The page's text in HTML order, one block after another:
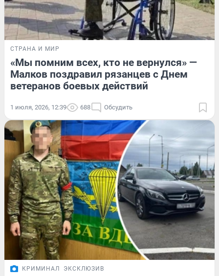
СТРАНА И МИР
«Мы помним всех, кто не вернулся» —
Малков поздравил рязанцев с Днем
ветеранов боевых действий
1 июля, 2026, 12:39 688 Обсудить
КРИМИНАЛ ЭКСКЛЮЗИВ